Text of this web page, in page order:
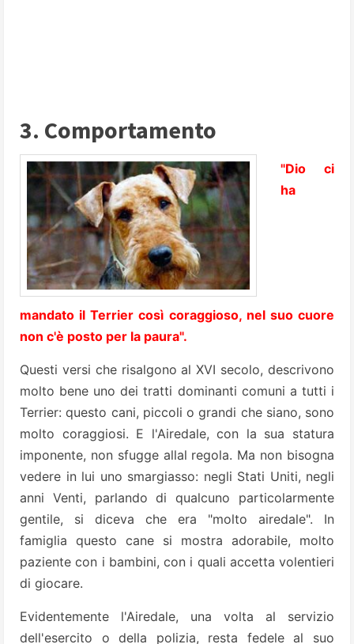
3. Comportamento
"Dio ci
ha
mandato il Terrier così coraggioso, nel suo cuore
non c'è posto per la paura".
Questi versi che risalgono al XVI secolo, descrivono
molto bene uno dei tratti dominanti comuni a tutti i
Terrier: questo cani, piccoli o grandi che siano, sono
molto coraggiosi. E l'Airedale, con la sua statura
imponente, non sfugge allal regola. Ma non bisogna
vedere in lui uno smargiasso: negli Stati Uniti, negli
anni Venti, parlando di qualcuno particolarmente
gentile, si diceva che era "molto airedale". In
famiglia questo cane si mostra adorabile, molto
paziente con i bambini, con i quali accetta volentieri
di giocare.
Evidentemente l'Airedale, una volta al servizio
dell'esercito o della polizia, resta fedele al suo